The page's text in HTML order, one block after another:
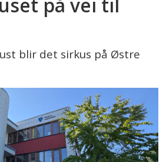
på vei til
blir det sirkus på Østre